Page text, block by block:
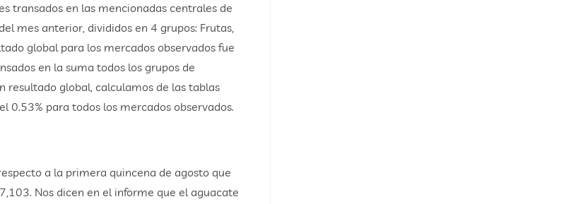
transados en las mencionadas centrales de
mes anterior, divididos en 4 grupos: Frutas,
global para los mercados observados fue
en la suma todos los grupos de
resultado global, calculamos de las tablas
para todos los mercados observados.
a la primera quincena de agosto que
Nos dicen en el informe que el aguacate